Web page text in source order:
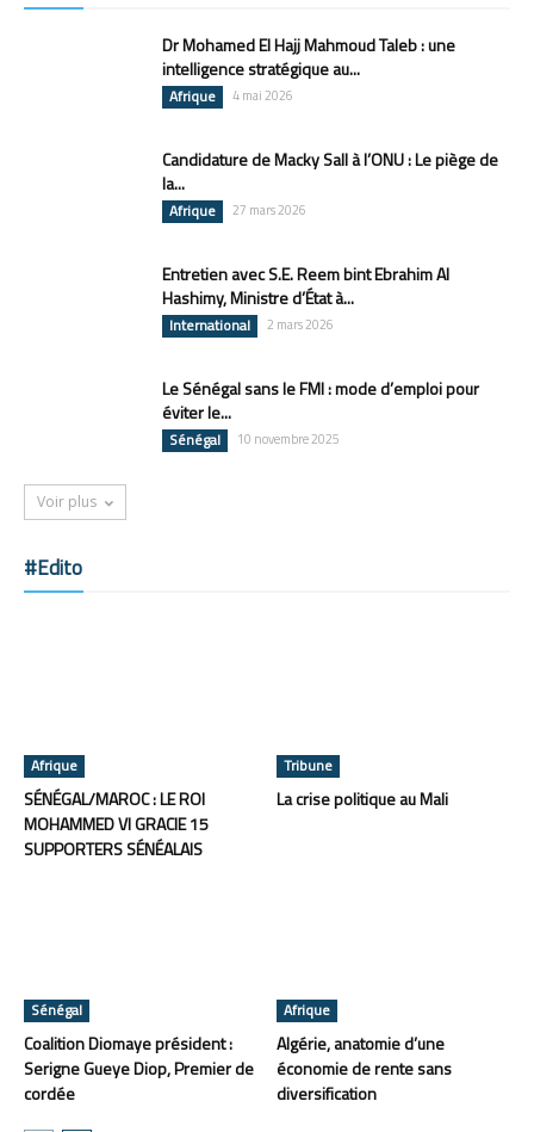
Dr Mohamed El Hajj Mahmoud Taleb : une
intelligence stratégique au...
Afrique 4 mai 2026
Candidature de Macky Sall à l’ONU : Le piège de
la...
Afrique 27 mars 2026
Entretien avec S.E. Reem bint Ebrahim Al
Hashimy, Ministre d’État à...
International 2 mars 2026
Le Sénégal sans le FMI : mode d’emploi pour
éviter le...
Sénégal 10 novembre 2025
Voir plus
#Edito
Afrique
SÉNÉGAL/MAROC : LE ROI
MOHAMMED VI GRACIE 15
SUPPORTERS SÉNÉALAIS
Tribune
La crise politique au Mali
Sénégal
Coalition Diomaye président :
Serigne Gueye Diop, Premier de
cordée
Afrique
Algérie, anatomie d’une
économie de rente sans
diversification